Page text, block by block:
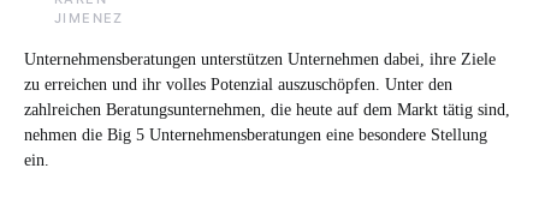
Unternehmensberatungen unterstützen Unternehmen dabei, ihre Ziele
zu erreichen und ihr volles Potenzial auszuschöpfen. Unter den
zahlreichen Beratungsunternehmen, die heute auf dem Markt tätig sind,
nehmen die Big 5 Unternehmensberatungen eine besondere Stellung
ein.